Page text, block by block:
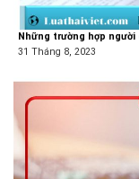
Những trường hợp
31 Tháng 8, 2023